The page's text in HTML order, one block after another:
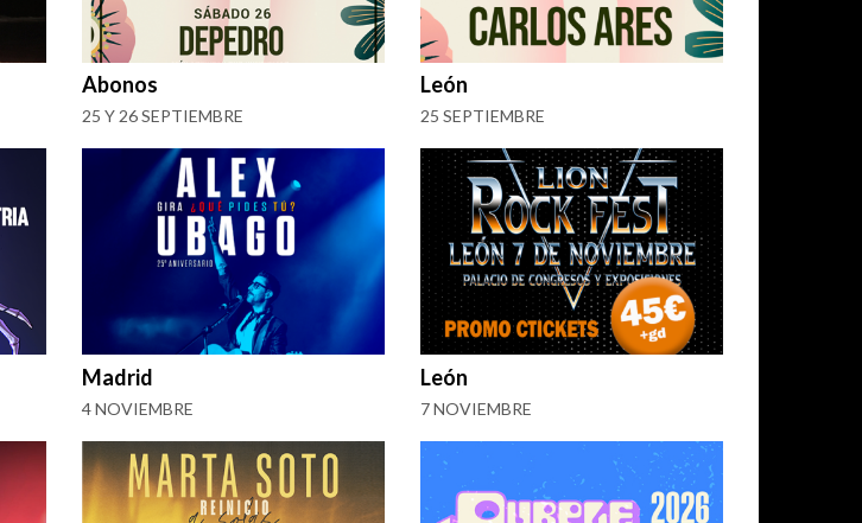
Abonos
25 Y 26 SEPTIEMBRE
León
25 SEPTIEMBRE
Madrid
4 NOVIEMBRE
León
7 NOVIEMBRE